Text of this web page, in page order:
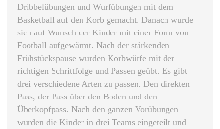
Dribbelübungen und Wurfübungen mit dem
Basketball auf den Korb gemacht. Danach wurde
sich auf Wunsch der Kinder mit einer Form von
Football aufgewärmt. Nach der stärkenden
Frühstückspause wurden Korbwürfe mit der
richtigen Schrittfolge und Passen geübt. Es gibt
drei verschiedene Arten zu passen. Den direkten
Pass, der Pass über den Boden und den
Überkopfpass. Nach den ganzen Vorübungen
wurden die Kinder in drei Teams eingeteilt und